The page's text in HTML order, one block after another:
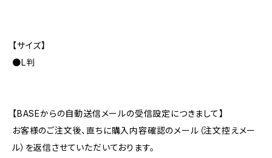
【サイズ】
●L判
【BASEからの自動送信メールの受信設定につきまして】
お客様のご注文後、直ちに購入内容確認のメール（注文控えメー
ル）を返信させていただいております。